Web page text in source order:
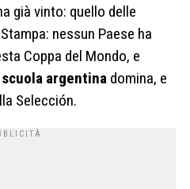
già vinto: quello delle
nessun Paese ha
Coppa del Mondo, e
scuola argentina domina, e
Selección.